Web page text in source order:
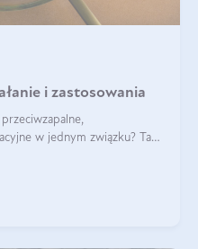
i zastosowania
w jednym związku? Tak